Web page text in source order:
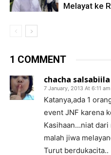
Melayat ke
1 COMMENT
chacha salsabiila
7 January, 2013 At 6:11 am
Katanya,ada 1
event JNF karena
Kasihaan…niat dari
malah jiwa
Turut berdukacita..